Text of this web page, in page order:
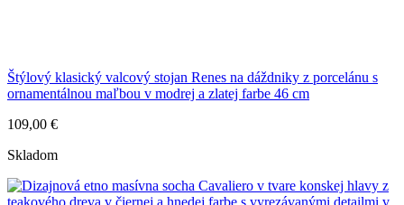
Štýlový klasický valcový stojan Renes na dáždniky z porcelánu s
ornamentálnou maľbou v modrej a zlatej farbe 46 cm
109,00 €
Skladom